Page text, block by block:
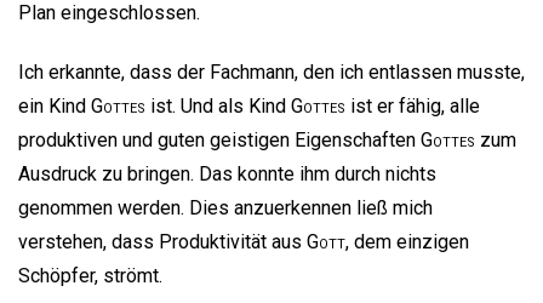
Plan eingeschlossen.
Ich erkannte, dass der Fachmann, den ich entlassen musste,
ein Kind Gottes ist. Und als Kind Gottes ist er fähig, alle
produktiven und guten geistigen Eigenschaften Gottes zum
Ausdruck zu bringen. Das konnte ihm durch nichts
genommen werden. Dies anzuerkennen ließ mich
verstehen, dass Produktivität aus Gott, dem einzigen
Schöpfer, strömt.